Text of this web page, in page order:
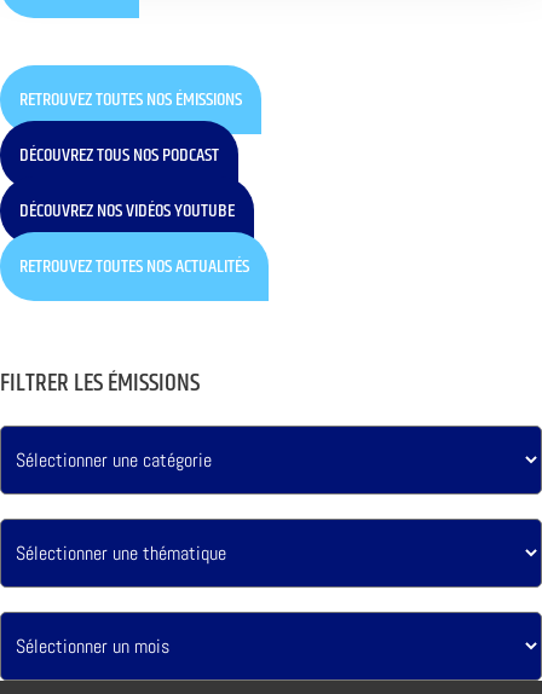
RETROUVEZ TOUTES NOS ÉMISSIONS
DÉCOUVREZ TOUS NOS PODCAST
DÉCOUVREZ NOS VIDÉOS YOUTUBE
RETROUVEZ TOUTES NOS ACTUALITÉS
FILTRER LES ÉMISSIONS